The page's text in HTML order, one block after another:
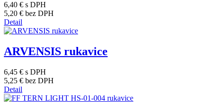
6,40 € s DPH
5,20 € bez DPH
Detail
ARVENSIS rukavice
6,45 € s DPH
5,25 € bez DPH
Detail